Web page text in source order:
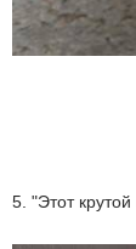
5. "Этот